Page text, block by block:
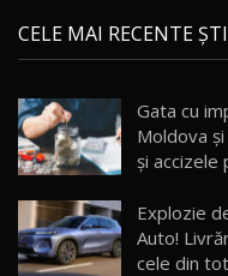
chinez
/17:27
15 14:37
16
13:10
CELE MAI RECENTE
Gata cu
Moldova
și
Explozie
Auto!
cele din